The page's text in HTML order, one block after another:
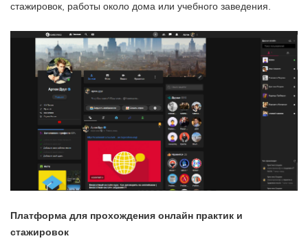
стажировок, работы около дома или учебного заведения.
Платформа для прохождения онлайн практик и
стажировок